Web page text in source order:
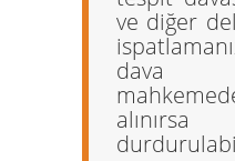
ve diğer
dava